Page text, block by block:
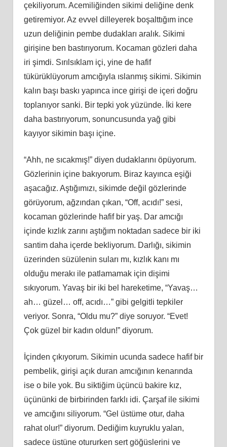
çekiliyorum. Acemiliğinden sikimi deliğine denk
getiremiyor. Az evvel dilleyerek boşalttığım ince
uzun deliğinin pembe dudakları aralık. Sikimi
girişine ben bastırıyorum. Kocaman gözleri daha
iri şimdi. Sırılsıklam içi, yine de hafif
tükürüklüyorum amcığıyla ıslanmış sikimi. Sikimin
kalın başı baskı yapınca ince girişi de içeri doğru
toplanıyor sanki. Bir tepki yok yüzünde. İki kere
daha bastırıyorum, sonuncusunda yağ gibi
kayıyor sikimin başı içine.
“Ahh, ne sıcakmış!” diyen dudaklarını öpüyorum.
Gözlerinin içine bakıyorum. Biraz kayınca eşiği
aşacağız. Aştığımızı, sikimde değil gözlerinde
görüyorum, ağzından çıkan, “Off, acıdı!” sesi,
kocaman gözlerinde hafif bir yaş. Dar amcığı
içinde kızlık zarını aştığım noktadan sadece bir iki
santim daha içerde bekliyorum. Darlığı, sikimin
üzerinden süzülenin suları mı, kızlık kanı mı
olduğu merakı ile patlamamak için dişimi
sıkıyorum. Yavaş bir iki bel hareketime, “Yavaş…
ah… güzel… off, acıdı…” gibi gelgitli tepkiler
veriyor. Sonra, “Oldu mu?” diye soruyor. “Evet!
Çok güzel bir kadın oldun!” diyorum.
İçinden çıkıyorum. Sikimin ucunda sadece hafif bir
pembelik, girişi açık duran amcığının kenarında
ise o bile yok. Bu siktiğim üçüncü bakire kız,
üçününki de birbirinden farklı idi. Çarşaf ile sikimi
ve amcığını siliyorum. “Gel üstüme otur, daha
rahat olur!” diyorum. Dediğim kuyruklu yalan,
sadece üstüne otururken sert göğüslerini ve